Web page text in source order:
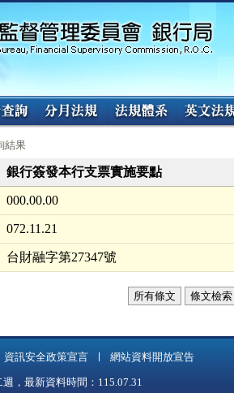
結果
銀行簽發本行支票實施要點
000.00.00
072.11.21
台財融字第27347號
所有條文 條文檢索
資訊安全政策宣言 網站資料開放宣告
，最新資料時間：115.07.31